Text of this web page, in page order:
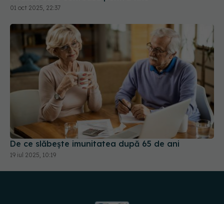
De ce slăbește imunitatea după 65 de ani
19 iul 2025, 10:19